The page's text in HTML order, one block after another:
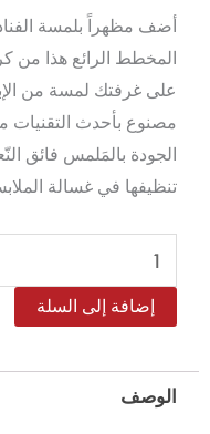
أضف مظهراً بلمسة
المخطط الرائع هذا
على غرفتك لمسة من
مصنوع بأحدث التقنيات
الجودة بالمَلمس فائق
تنظيفها في غسالة
كمية
طقم
لحاف
كينج
إضافة إلى السلة
الوصف